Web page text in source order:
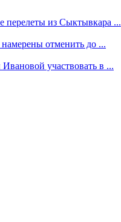
перелеты из Сыктывкара ...
отменить до ...
участвовать в ...